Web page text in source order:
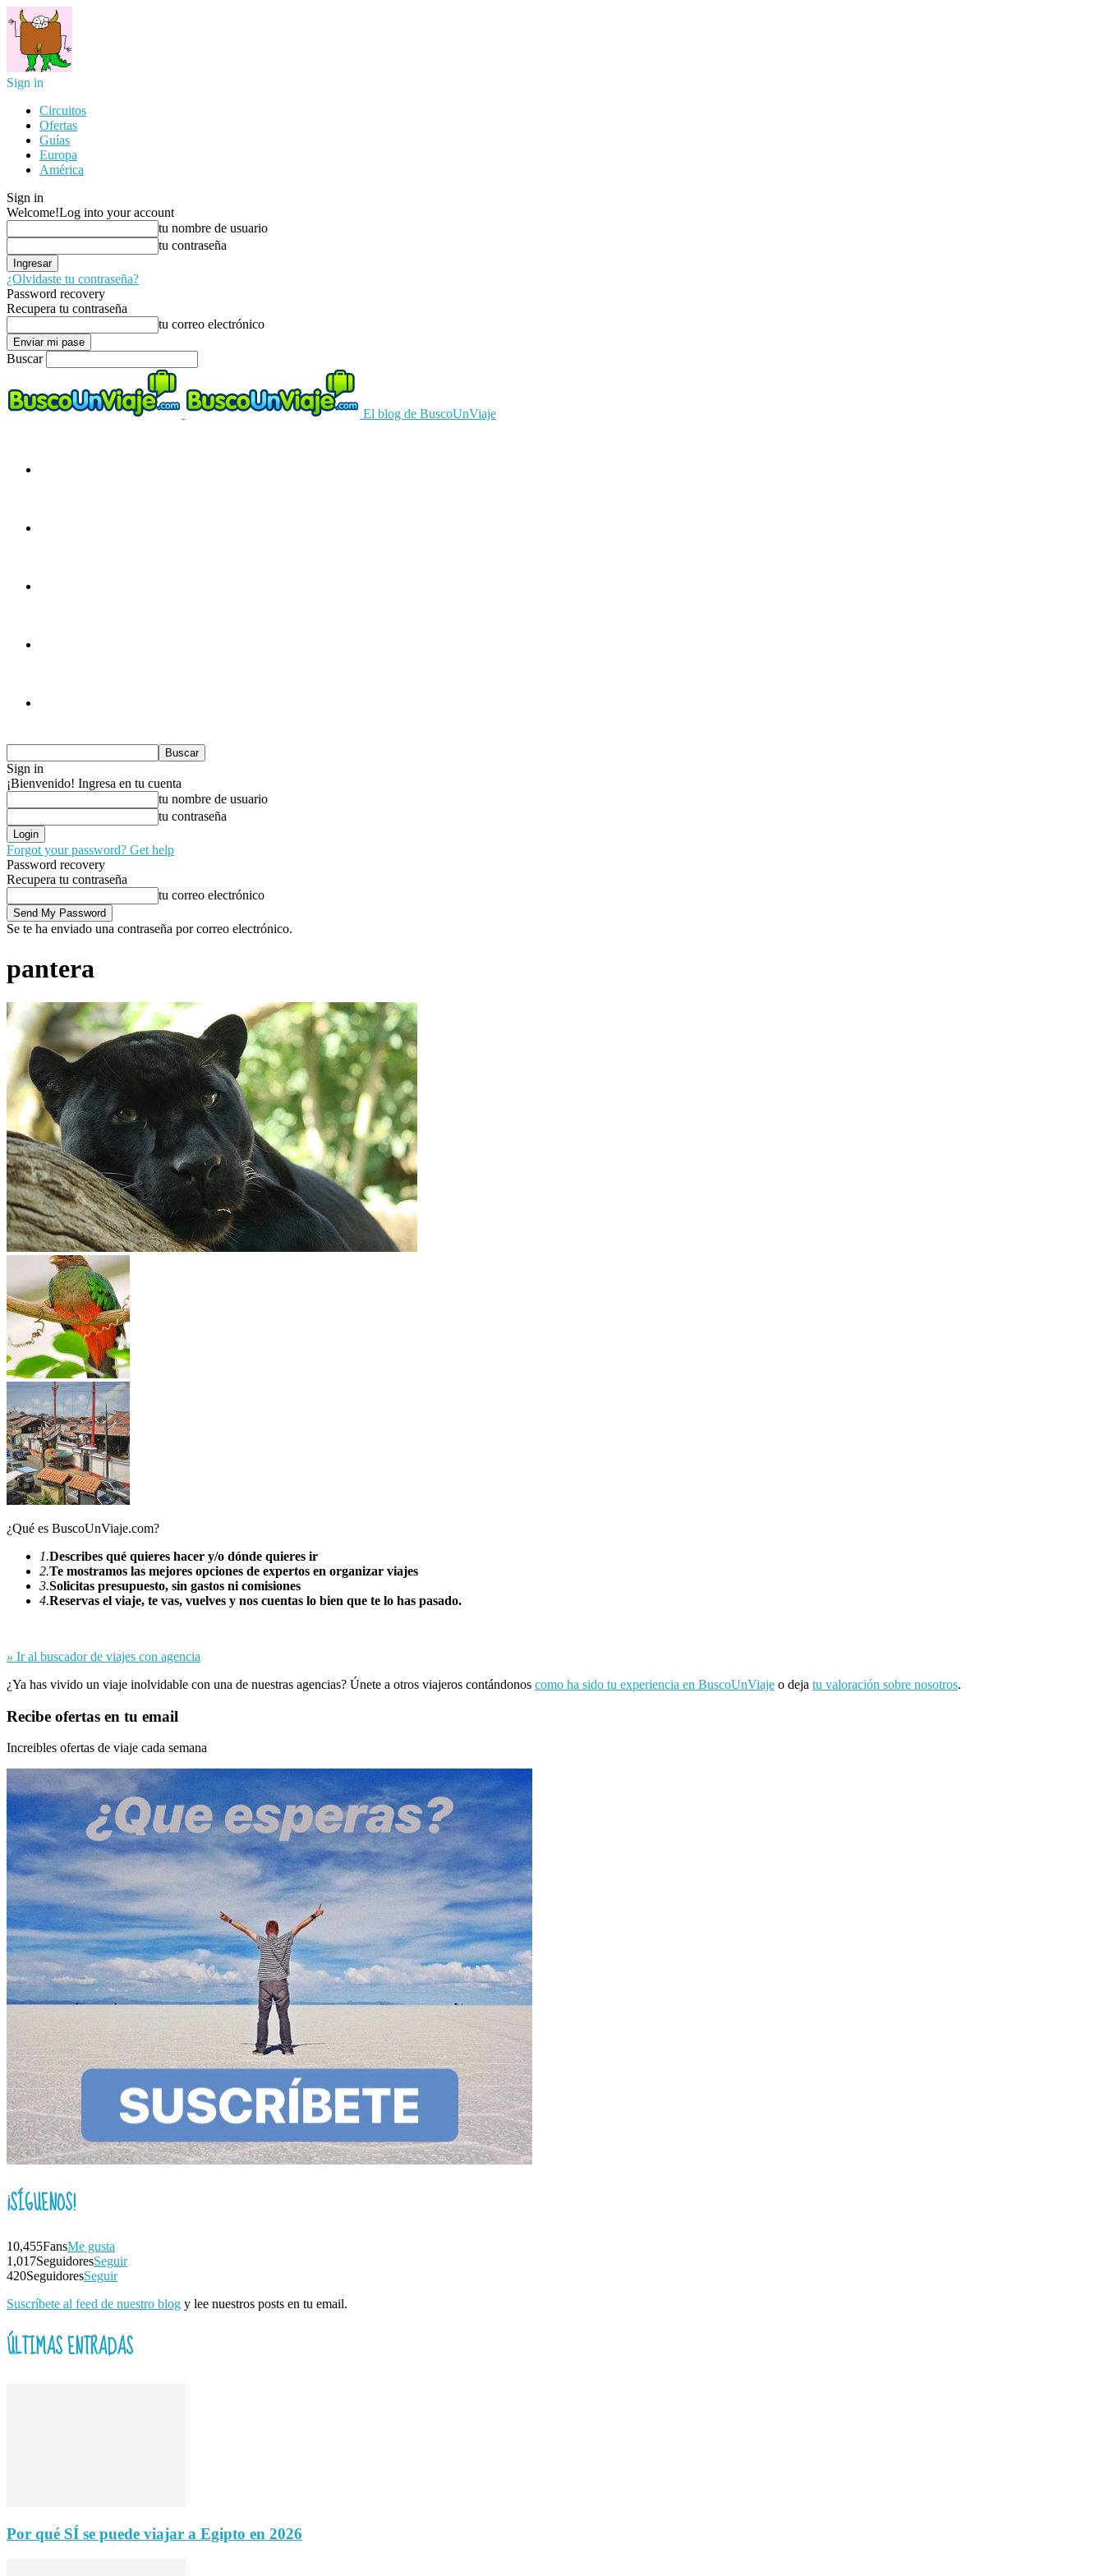
Sign in
Circuitos
Ofertas
Guías
Europa
América
Sign in
Welcome!Log into your account
tu nombre de usuario
tu contraseña
¿Olvidaste tu contraseña?
Password recovery
Recupera tu contraseña
tu correo electrónico
Buscar
El blog de BuscoUnViaje
Sign in
¡Bienvenido! Ingresa en tu cuenta
tu nombre de usuario
tu contraseña
Forgot your password? Get help
Password recovery
Recupera tu contraseña
tu correo electrónico
Se te ha enviado una contraseña por correo electrónico.
pantera
¿Qué es BuscoUnViaje.com?
1.Describes qué quieres hacer y/o dónde quieres ir
2.Te mostramos las mejores opciones de expertos en organizar viajes
3.Solicitas presupuesto, sin gastos ni comisiones
4.Reservas el viaje, te vas, vuelves y nos cuentas lo bien que te lo has pasado.
» Ir al buscador de viajes con agencia
¿Ya has vivido un viaje inolvidable con una de nuestras agencias? Únete a otros viajeros contándonos como ha sido tu experiencia en BuscoUnViaje o deja tu valoración sobre nosotros.
Recibe ofertas en tu email
Increibles ofertas de viaje cada semana
¡SÍGUENOS!
10,455FansMe gusta
1,017SeguidoresSeguir
420SeguidoresSeguir
Suscríbete al feed de nuestro blog y lee nuestros posts en tu email.
ÚLTIMAS ENTRADAS
Por qué SÍ se puede viajar a Egipto en 2026